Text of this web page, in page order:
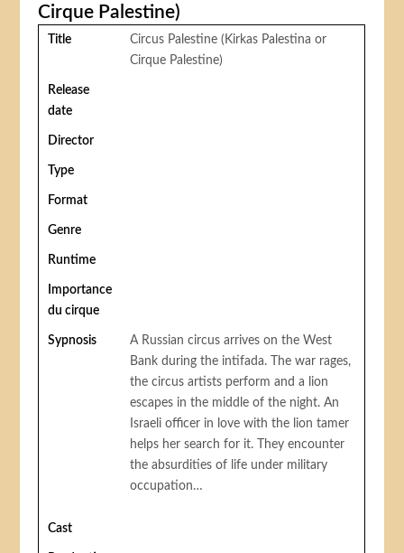
Cirque Palestine)
Title
Circus Palestine (Kirkas Palestina or
Cirque Palestine)
Release
date
Director
Type
Format
Genre
Runtime
Importance
du cirque
Sypnosis
A Russian circus arrives on the West
Bank during the intifada. The war rages,
the circus artists perform and a lion
escapes in the middle of the night. An
Israeli officer in love with the lion tamer
helps her search for it. They encounter
the absurdities of life under military
occupation…
Cast